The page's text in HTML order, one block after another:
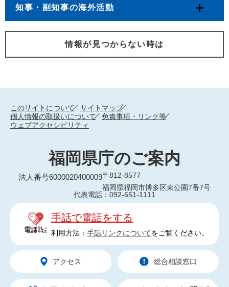
知事・副知事の海外活動
情報が見つからない時は
このサイトについて
サイトマップ
個人情報の取扱いについて
免責事項・リンク等
ウェブアクセシビリティ
福岡県庁のご案内
法人番号6000020400009〒812-8577
福岡県福岡市博多区東公園7番7号
代表電話：092-651-1111
手話で電話をする
利用方法： 手話リンクについてをご覧ください。
アクセス 総合相談窓口